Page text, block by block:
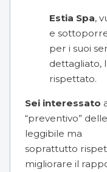
Estia Spa,
e
per i suoi
dettagliato,
rispettato.
Sei interessato
“preventivo” delle
leggibile ma
soprattutto
migliorare il